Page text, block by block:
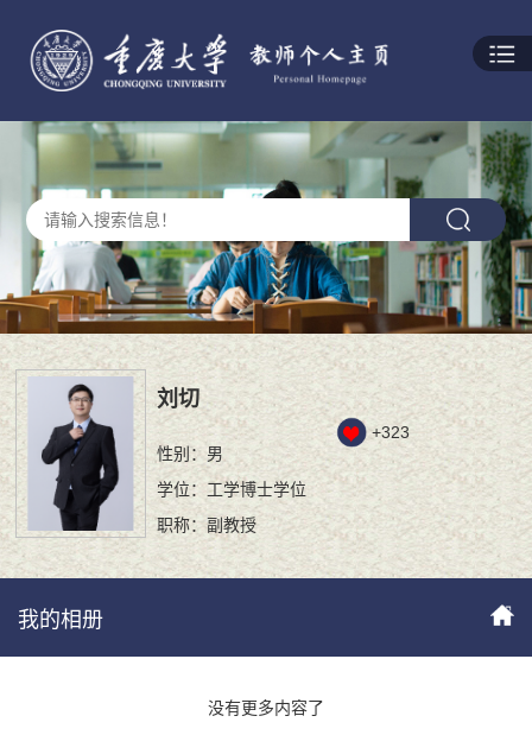
刘切
性别：男
学位：工学博士学位
职称：副教授
+323
我的相册
没有更多内容了